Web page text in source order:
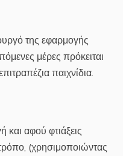
της εφαρμογής
μέρες πρόκειται
παιχνίδια.
και αφού φτιάξεις
(χρησιμοποιώντας